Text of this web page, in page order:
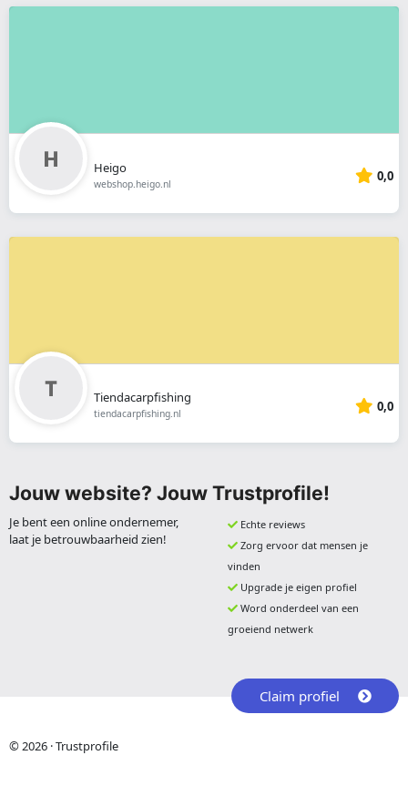
Heigo
webshop.heigo.nl 0,0
Tiendacarpfishing
tiendacarpfishing.nl 0,0
Jouw website? Jouw Trustprofile!
Je bent een online ondernemer,
laat je betrouwbaarheid zien!
Echte reviews
Zorg ervoor dat mensen je
vinden
Upgrade je eigen profiel
Word onderdeel van een
groeiend netwerk
Claim profiel
© 2026 · Trustprofile